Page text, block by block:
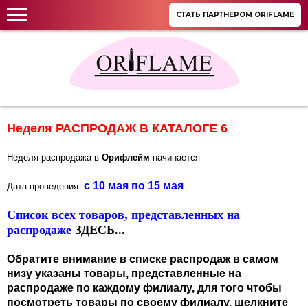
СТАТЬ ПАРТНЕРОМ ORIFLAME
Неделя РАСПРОДАЖ В КАТАЛОГЕ 6
Неделя распродажа в Орифлейм начинается
Дата проведения: с 10 мая по 15 мая
Список всех товаров, представленных на
распродаже ЗДЕСЬ...
Обратите внимание в списке распродаж в самом
низу указаны товары, представленные на
распродаже по каждому филиалу, для того чтобы
посмотреть товары по своему филиалу, щелкните